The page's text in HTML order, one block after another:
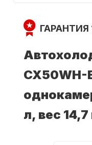
Где купить
ГАРАНТИЯ
CX50WH-
л, вес 14,7